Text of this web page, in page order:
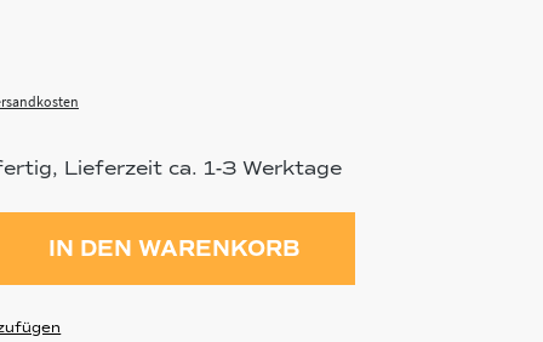
Lieferzeit ca. 1-3 Werktage
Gib den gewünschten Wert
IN DEN WARENKORB